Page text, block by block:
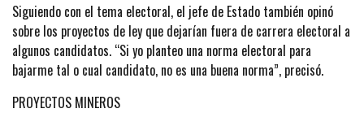
Siguiendo con el tema electoral, el jefe de Estado también opinó
sobre los proyectos de ley que dejarían fuera de carrera electoral a
algunos candidatos. “Si yo planteo una norma electoral para
bajarme tal o cual candidato, no es una buena norma”, precisó.
PROYECTOS MINEROS